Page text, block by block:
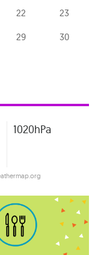
22 23
29 30
1020hPa